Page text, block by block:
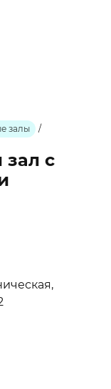
залы /
с